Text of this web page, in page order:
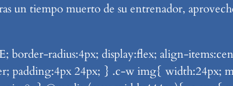
un tiempo muerto de su entrenador,
radius:4px; display:flex; align-
padding:4px 24px; } .c-w img{ width:24px;